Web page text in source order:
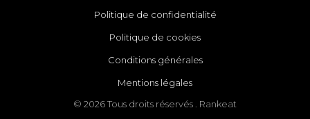
Politique de confidentialité
Politique de cookies
Conditions générales
Mentions légales
© 2026 Tous droits réservés . Rankeat